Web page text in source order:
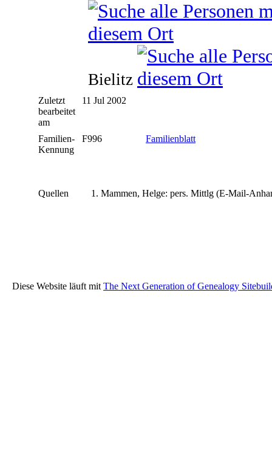
Bielitz
Zuletzt
bearbeitet
am
11 Jul 2002
Familien-
Kennung
F996 Familienblatt
Quellen Mammen, Helge: pers. Mittlg (E-Mail-
Diese Website läuft mit The Next Generation of Genealogy